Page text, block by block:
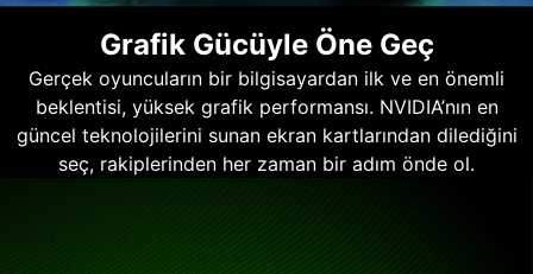
Grafik Gücüyle Öne Geç
Gerçek oyuncuların bir bilgisayardan ilk ve en önemli
beklentisi, yüksek grafik performansı. NVIDIA’nın en
güncel teknolojilerini sunan ekran kartlarından dilediğini
seç, rakiplerinden her zaman bir adım önde ol.